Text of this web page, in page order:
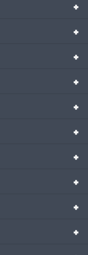
+
+
+
+
+
+
+
+
+
+